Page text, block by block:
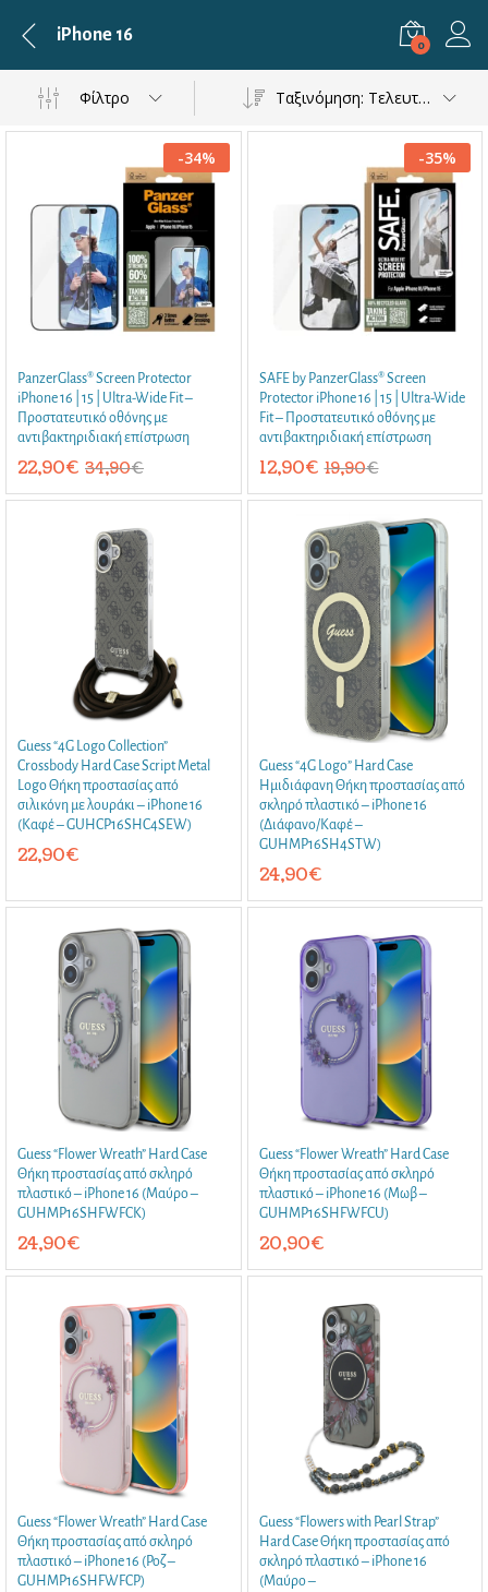
iPhone 16 0
Φίλτρο Ταξινόμηση: Τελευταία
-34%
PanzerGlass® Screen Protector
iPhone 16 | 15 | Ultra-Wide Fit –
Προστατευτικό οθόνης με
αντιβακτηριδιακή επίστρωση
22,90€ 34,90€
-35%
SAFE by PanzerGlass® Screen
Protector iPhone 16 | 15 | Ultra-Wide
Fit – Προστατευτικό οθόνης με
αντιβακτηριδιακή επίστρωση
12,90€ 19,90€
Guess “4G Logo Collection”
Crossbody Hard Case Script Metal
Logo Θήκη προστασίας από
σιλικόνη με λουράκι – iPhone 16
(Καφέ – GUHCP16SHC4SEW)
22,90€
Guess “4G Logο” Hard Case
Ημιδιάφανη Θήκη προστασίας από
σκληρό πλαστικό – iPhone 16
(Διάφανο/Καφέ –
GUHMP16SH4STW)
24,90€
Guess “Flower Wreath” Hard Case
Θήκη προστασίας από σκληρό
πλαστικό – iPhone 16 (Μαύρο –
GUHMP16SHFWFCK)
24,90€
Guess “Flower Wreath” Hard Case
Θήκη προστασίας από σκληρό
πλαστικό – iPhone 16 (Μωβ –
GUHMP16SHFWFCU)
20,90€
Guess “Flower Wreath” Hard Case
Θήκη προστασίας από σκληρό
πλαστικό – iPhone 16 (Ροζ –
GUHMP16SHFWFCP)
Guess “Flowers with Pearl Strap”
Hard Case Θήκη προστασίας από
σκληρό πλαστικό – iPhone 16
(Μαύρο –